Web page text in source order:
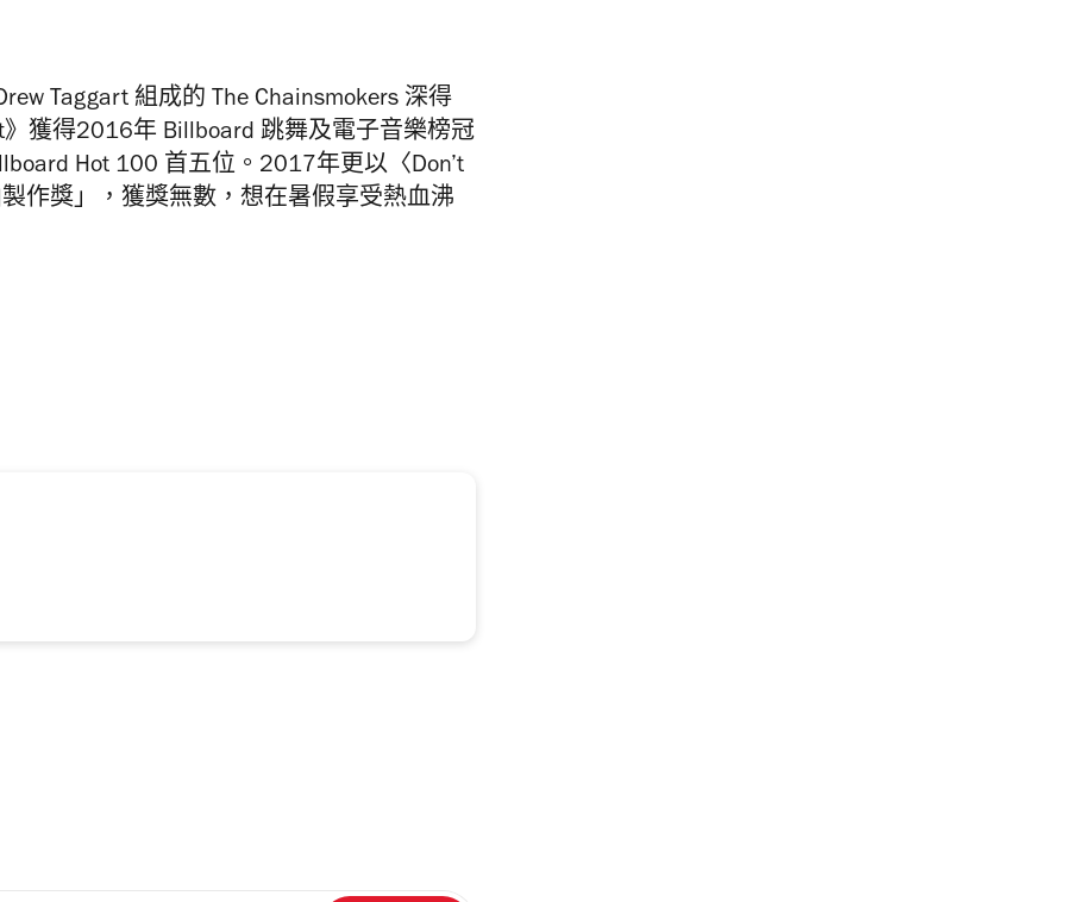
Taggart 組成的 The Chainsmokers 深得
獲得2016年 Billboard 跳舞及電子音樂榜冠
Hot 100 首五位。2017年更以〈Don’t
作獎」，獲獎無數，想在暑假享受熱血沸